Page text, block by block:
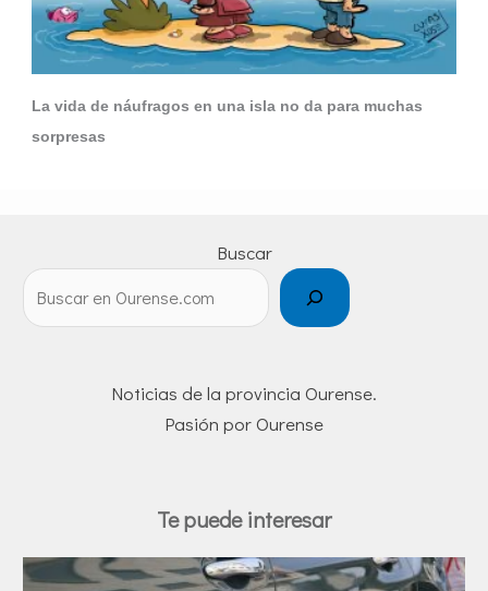
La vida de náufragos en una isla no da para muchas
sorpresas
Buscar
Noticias de la provincia Ourense.
Pasión por Ourense
Te puede interesar